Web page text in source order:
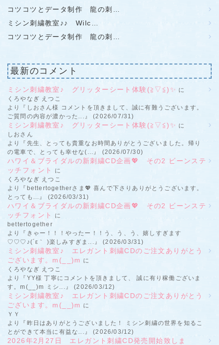
コツコツとデータ制作 龍の刺…
ミシン刺繍教室♪♪ Wilc…
コツコツとデータ制作 龍の刺…
最新のコメント
ミシン刺繍教室♪ グリッターシート体験(≧▽≦)✨ に
くろやなぎ えつこ
より『しおさん様 コメントを頂きまして、誠に有難うございます。
ご質問の内容が濃かった...』 (2026/07/31)
ミシン刺繍教室♪ グリッターシート体験(≧▽≦)✨ に
しおさん
より『先生、とっても貴重なお時間ありがとうございました。帰り
の電車で、とっても幸せな(...』 (2026/07/30)
ハワイ＆ブライダルの新刺繍CD企画💖 その2 ビーンステ
ッチフォント
に
くろやなぎ えつこ
より『bettertogetherさま💖 喜んで下さりありがとうございます。
とっても...』 (2026/03/31)
ハワイ＆ブライダルの新刺繍CD企画💖 その2 ビーンステ
ッチフォント
に
bettertogether
より『きゃー！！！やったー！！う、う、う、嬉しすぎます
♡♡♡♪(´ε｀ )楽しみすぎま...』 (2026/03/31)
ミシン刺繍教室♪ エレガント刺繍CDのご注文ありがとう
ございます。m(__)m に
くろやなぎ えつこ
より『YY様 丁寧にコメントを頂きまして、 誠に有り稼働ございま
す。m(__)m ミシ...』 (2026/03/12)
ミシン刺繍教室♪ エレガント刺繍CDのご注文ありがとう
ございます。m(__)m に
ＹＹ
より『昨日はありがとうございました！ ミシン刺繍の世界を知るこ
とができて本当に有益な...』 (2026/03/12)
2026年2月27日 エレガント刺繍CD発売開始致しま